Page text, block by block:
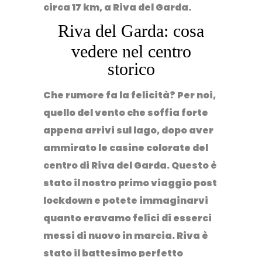
circa 17 km, a Riva del Garda.
Riva del Garda: cosa
vedere nel centro
storico
Che rumore fa la felicità? Per noi,
quello del vento che soffia forte
appena arrivi sul lago, dopo aver
ammirato le casine colorate del
centro di Riva del Garda.⁣ Questo è
stato il nostro primo viaggio post
lockdown e potete immaginarvi
quanto eravamo felici di esserci
messi di nuovo in marcia. Riva è
stato il battesimo perfetto